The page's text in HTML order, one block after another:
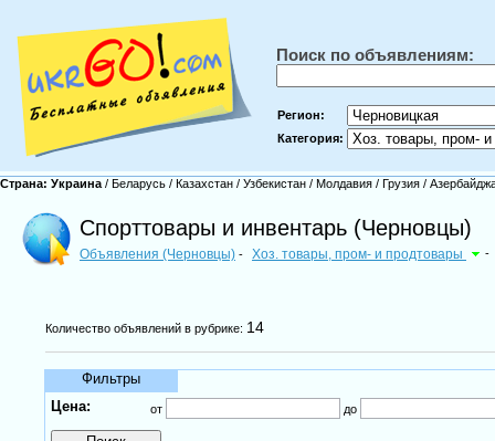
Поиск по объявлениям:
Регион:
Категория:
Страна: Украина / Беларусь / Казахстан / Узбекистан / Молдавия / Грузия /
Спорттовары и инвентарь (Черновцы)
Объявления (Черновцы) - Хоз. товары, пром- и продтовары -
Количество объявлений в рубрике: 14
Фильтры
Цена:
от до